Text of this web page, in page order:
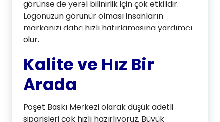
görünse de yerel bilinirlik için çok etkilidir.
Logonuzun görünür olması insanların
markanızı daha hızlı hatırlamasına yardımcı
olur.
Kalite ve Hız Bir
Arada
Poşet Baskı Merkezi olarak düşük adetli
siparişleri çok hızlı hazırlıyoruz. Büyük